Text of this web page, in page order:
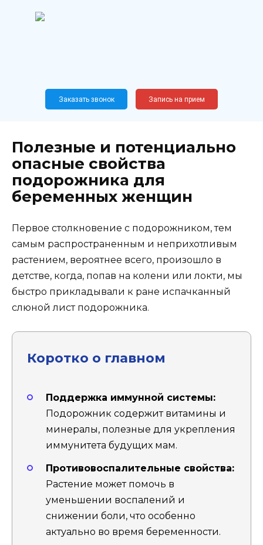
Новослободская, 62, к12
Заказать звонок Запись на прием
Полезные и потенциально
опасные свойства
подорожника для
беременных женщин
Первое столкновение с подорожником, тем
самым распространенным и неприхотливым
растением, вероятнее всего, произошло в
детстве, когда, попав на колени или локти, мы
быстро прикладывали к ране испачканный
слюной лист подорожника.
Коротко о главном
Поддержка иммунной системы:
Подорожник содержит витамины и
минералы, полезные для укрепления
иммунитета будущих мам.
Противовоспалительные свойства:
Растение может помочь в
уменьшении воспалений и
снижении боли, что особенно
актуально во время беременности.